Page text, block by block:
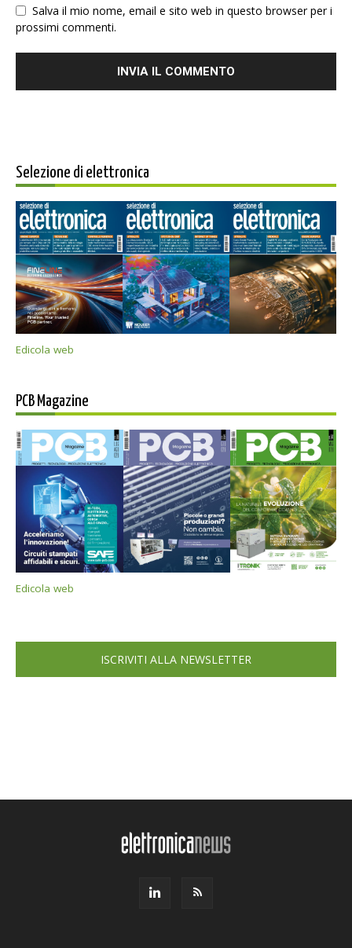
Salva il mio nome, email e sito web in questo browser per i
prossimi commenti.
Selezione di elettronica
Edicola web
PCB Magazine
Edicola web
ISCRIVITI ALLA NEWSLETTER